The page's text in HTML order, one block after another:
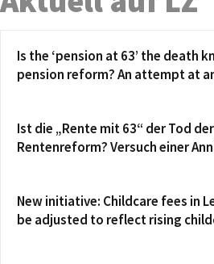
Is the ‘pension at 63’ the death
pension reform? An attempt at
Ist die „Rente mit 63“ der Tod der
Rentenreform? Versuch einer
New initiative: Childcare fees in
be adjusted to reflect rising